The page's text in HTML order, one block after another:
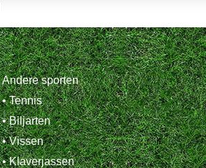
Andere sporten
• Tennis
• Biljarten
• Vissen
• Klaverjassen